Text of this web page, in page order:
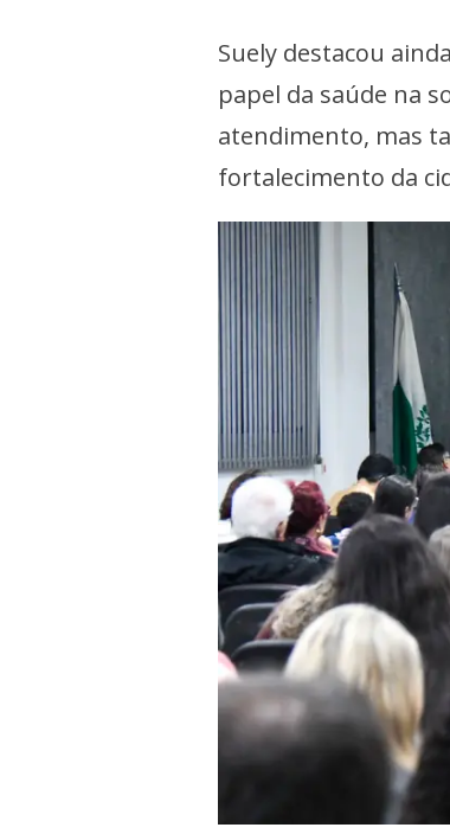
Suely destacou
papel da saúde na
atendimento, mas
fortalecimento da